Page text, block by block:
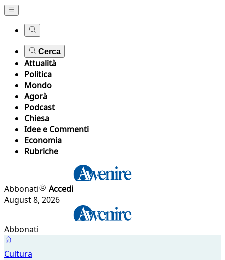
Cerca
Attualità
Politica
Mondo
Agorà
Podcast
Chiesa
Idee e Commenti
Economia
Rubriche
Abbonati
Accedi
August 8, 2026
Abbonati
Cultura